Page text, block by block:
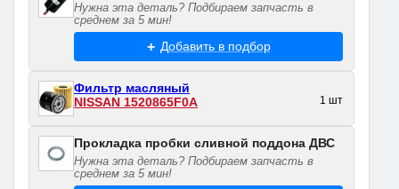
Нужна эта деталь? Подбираем запчасть в
среднем за 5 мин!
Добавить в подбор
Фильтр масляный
NISSAN 1520865F0A
1 шт
Прокладка пробки сливной поддона ДВС
Нужна эта деталь? Подбираем запчасть в
среднем за 5 мин!